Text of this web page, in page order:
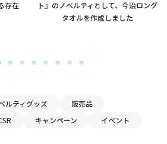
ルティグッズ
販売品
キャンペーン
イベント